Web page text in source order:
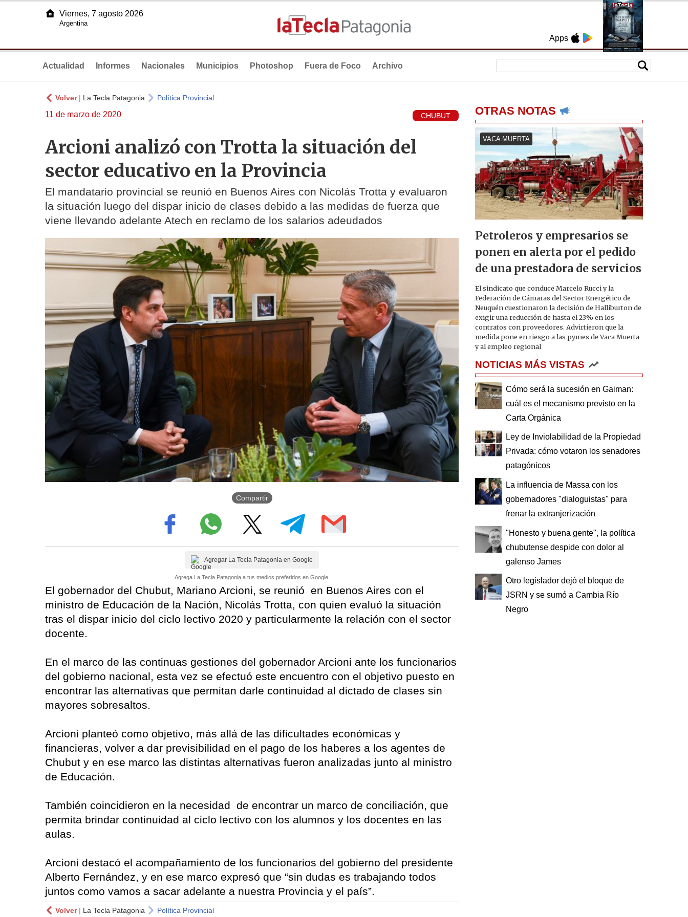
Apps
Viernes, 7 agosto 2026
Argentina
Actualidad Informes Nacionales Municipios Photoshop Fuera de Foco Archivo
Volver| La Tecla Patagonia Política Provincial
11 de marzo de 2020 CHUBUT
Arcioni analizó con Trotta la situación del
sector educativo en la Provincia
El mandatario provincial se reunió en Buenos Aires con Nicolás Trotta y evaluaron
la situación luego del dispar inicio de clases debido a las medidas de fuerza que
viene llevando adelante Atech en reclamo de los salarios adeudados
Compartir
Agregar La Tecla Patagonia en Google
Agrega La Tecla Patagonia a tus medios preferidos en Google.
El gobernador del Chubut, Mariano Arcioni, se reunió en Buenos Aires con el
ministro de Educación de la Nación, Nicolás Trotta, con quien evaluó la situación
tras el dispar inicio del ciclo lectivo 2020 y particularmente la relación con el sector
docente.
En el marco de las continuas gestiones del gobernador Arcioni ante los funcionarios
del gobierno nacional, esta vez se efectuó este encuentro con el objetivo puesto en
encontrar las alternativas que permitan darle continuidad al dictado de clases sin
mayores sobresaltos.
Arcioni planteó como objetivo, más allá de las dificultades económicas y
financieras, volver a dar previsibilidad en el pago de los haberes a los agentes de
Chubut y en ese marco las distintas alternativas fueron analizadas junto al ministro
de Educación.
También coincidieron en la necesidad de encontrar un marco de conciliación, que
permita brindar continuidad al ciclo lectivo con los alumnos y los docentes en las
aulas.
Arcioni destacó el acompañamiento de los funcionarios del gobierno del presidente
Alberto Fernández, y en ese marco expresó que “sin dudas es trabajando todos
juntos como vamos a sacar adelante a nuestra Provincia y el país”.
Volver| La Tecla Patagonia Política Provincial
OTRAS NOTAS
VACA MUERTA
Petroleros y empresarios se
ponen en alerta por el pedido
de una prestadora de servicios
El sindicato que conduce Marcelo Rucci y la
Federación de Cámaras del Sector Energético de
Neuquén cuestionaron la decisión de Halliburton de
exigir una reducción de hasta el 23% en los
contratos con proveedores. Advirtieron que la
medida pone en riesgo a las pymes de Vaca Muerta
y al empleo regional
NOTICIAS MÁS VISTAS
Cómo será la sucesión en Gaiman:
cuál es el mecanismo previsto en la
Carta Orgánica
Ley de Inviolabilidad de la Propiedad
Privada: cómo votaron los senadores
patagónicos
La influencia de Massa con los
gobernadores "dialoguistas" para
frenar la extranjerización
"Honesto y buena gente", la política
chubutense despide con dolor al
galenso James
Otro legislador dejó el bloque de
JSRN y se sumó a Cambia Río
Negro